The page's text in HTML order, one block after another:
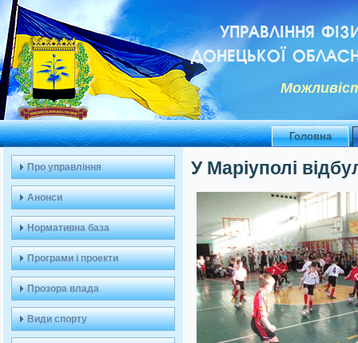
УПРАВЛІННЯ
ДОНЕЦЬКОЇ
Головна
Про управління
Анонси
Нормативна база
Програми і проекти
Прозора влада
Види спорту
У Маріуполі